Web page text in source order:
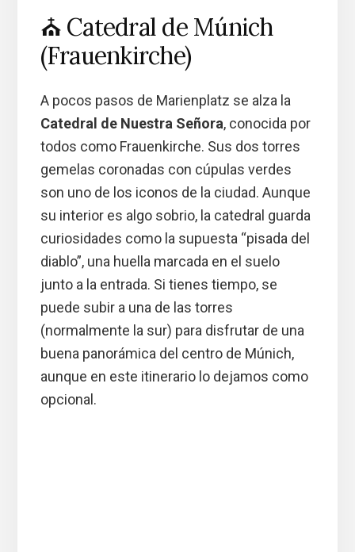
⛪ Catedral de Múnich
(Frauenkirche)
A pocos pasos de Marienplatz se alza la
Catedral de Nuestra Señora, conocida por
todos como Frauenkirche. Sus dos torres
gemelas coronadas con cúpulas verdes
son uno de los iconos de la ciudad. Aunque
su interior es algo sobrio, la catedral guarda
curiosidades como la supuesta “pisada del
diablo”, una huella marcada en el suelo
junto a la entrada. Si tienes tiempo, se
puede subir a una de las torres
(normalmente la sur) para disfrutar de una
buena panorámica del centro de Múnich,
aunque en este itinerario lo dejamos como
opcional.